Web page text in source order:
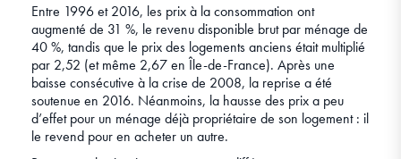
Entre 1996 et 2016, les prix à la consommation ont
augmenté de 31 %, le revenu disponible brut par ménage de
40 %, tandis que le prix des logements anciens était multiplié
par 2,52 (et même 2,67 en Île-de-France). Après une
baisse consécutive à la crise de 2008, la reprise a été
soutenue en 2016. Néanmoins, la hausse des prix a peu
d’effet pour un ménage déjà propriétaire de son logement : il
le revend pour en acheter un autre.